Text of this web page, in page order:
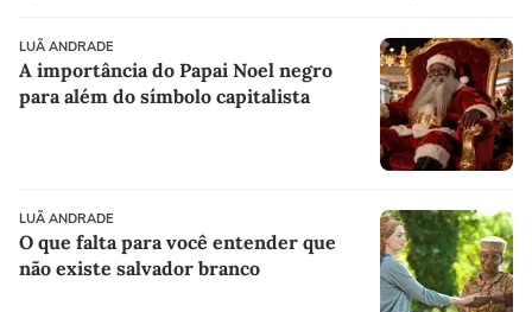
LUÃ ANDRADE
A importância do Papai Noel negro
para além do símbolo capitalista
LUÃ ANDRADE
O que falta para você entender que
não existe salvador branco